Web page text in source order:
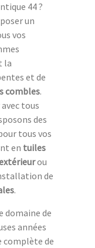
44 ?
un
vos
la
et de
combles.
tous
des
tous vos
en tuiles
ou
de
.
domaine de
années
complète de